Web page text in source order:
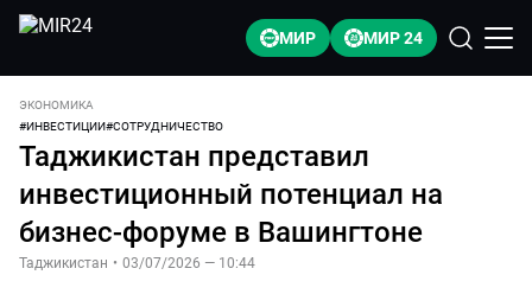
МИР МИР 24
ЭКОНОМИКА
#ИНВЕСТИЦИИ#СОТРУДНИЧЕСТВО
Таджикистан представил
инвестиционный потенциал на
бизнес-форуме в Вашингтоне
Таджикистан • 03/07/2026 — 10:44